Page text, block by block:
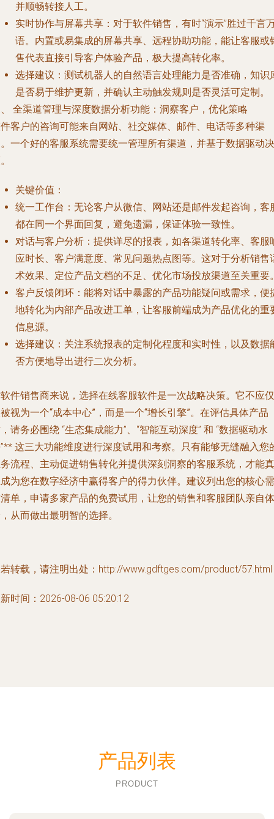
并顺畅转接人工。
实时协作与屏幕共享 ：对于软件销售，有时“演示”胜过千言
语。内置或易集成的屏幕共享、远程协助功能，能让客服或
售代表直接引导客户体验产品，极大提高转化率。
选择建议 ：测试机器人的自然语言处理能力是否准确，知识
是否易于维护更新，并确认主动触发规则是否灵活可定制。
全渠道管理与深度数据分析功能：洞察客户，优化策略
客户的咨询可能来自网站、社交媒体、邮件、电话等多种渠
一个好的客服系统需要统一管理所有渠道，并基于数据驱动决
关键价值 ：
统一工作台 ：无论客户从微信、网站还是邮件发起咨询，客
都在同一个界面回复，避免遗漏，保证体验一致性。
对话与客户分析 ：提供详尽的报表，如各渠道转化率、客服
应时长、客户满意度、常见问题热点图等。这对于分析销售
术效果、定位产品文档的不足、优化市场投放渠道至关重要
客户反馈闭环 ：能将对话中暴露的产品功能疑问或需求，便
地转化为内部产品改进工单，让客服前端成为产品优化的重
信息源。
选择建议 ：关注系统报表的定制化程度和实时性，以及数据
否方便地导出进行二次分析。
件销售商来说，选择在线客服软件是一次战略决策。它不应仅
视为一个“成本中心”，而是一个“增长引擎”。在评估具体产品
请务必围绕 “生态集成能力”、“智能互动深度” 和 “数据驱动水
这三大功能维度进行深度试用和考察。只有能够无缝融入您
流程、主动促进销售转化并提供深刻洞察的客服系统，才能真
为您在数字经济中赢得客户的得力伙伴。建议列出您的核心需
单，申请多家产品的免费试用，让您的销售和客服团队亲自体
从而做出最明智的选择。
转载，请注明出处：http://www.gdftges.com/product/57.html
时间：2026-08-06 05:20:12
产品列表
PRODUCT